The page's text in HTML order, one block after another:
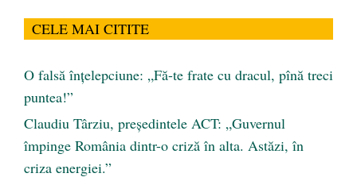
CELE MAI CITITE
O falsă înțelepciune: „Fă-te frate cu dracul, pînă treci
puntea!”
Claudiu Târziu, președintele ACT: „Guvernul
împinge România dintr-o criză în alta. Astăzi, în
criza energiei.”